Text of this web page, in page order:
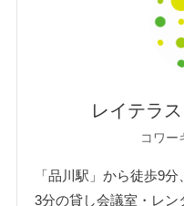
レイテラ
コワー
「品川駅」から徒歩9
3分の貸し会議室・レ